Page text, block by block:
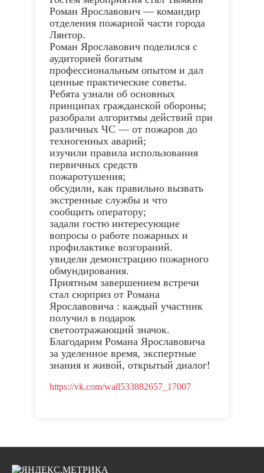
Роман Ярославович — командир
отделения пожарной части города
Лянтор.
Роман Ярославович поделился с
аудиторией богатым
профессиональным опытом и дал
ценные практические советы.
Ребята узнали об основных
принципах гражданской обороны;
разобрали алгоритмы действий при
различных ЧС — от пожаров до
техногенных аварий;
изучили правила использования
первичных средств
пожаротушения;
обсудили, как правильно вызвать
экстренные службы и что
сообщить оператору;
задали гостю интересующие
вопросы о работе пожарных и
профилактике возгораний.
увидели демонстрацию пожарного
обмундирования.
Приятным завершением встречи
стал сюрприз от Романа
Ярославовича : каждый участник
получил в подарок
светоотражающий значок.
Благодарим Романа Ярославовича
за уделенное время, экспертные
знания и живой, открытый диалог!
https://vk.com/wall533882657_17007